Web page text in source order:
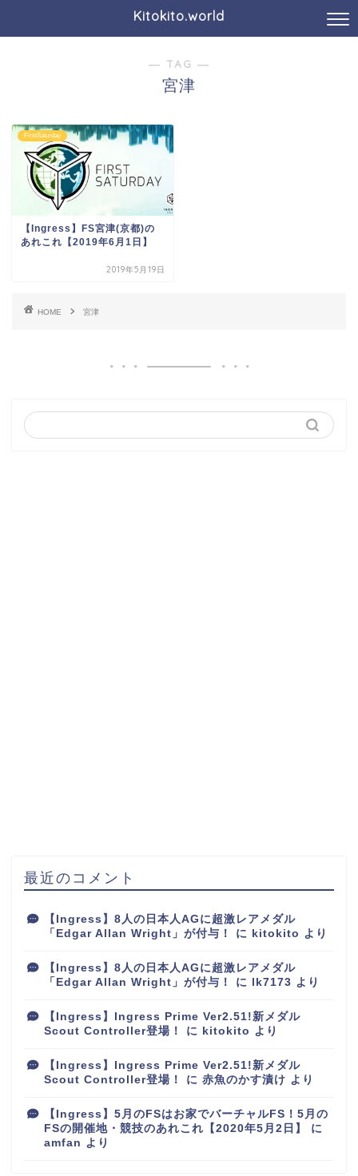
Kitokito.world
― TAG ―
宮津
FirstSaturday
【Ingress】FS宮津(京都)の
あれこれ【2019年6月1日】
2019年5月19日
HOME 宮津
最近のコメント
【Ingress】8人の日本人AGに超激レアメダル
「Edgar Allan Wright」が付与！
に kitokito より
【Ingress】8人の日本人AGに超激レアメダル
「Edgar Allan Wright」が付与！
に lk7173 より
【Ingress】Ingress Prime Ver2.51!新メダル
Scout Controller登場！
に kitokito より
【Ingress】Ingress Prime Ver2.51!新メダル
Scout Controller登場！
に 赤魚のかす漬け より
【Ingress】5月のFSはお家でバーチャルFS！5月の
FSの開催地・競技のあれこれ【2020年5月2日】
に
amfan より